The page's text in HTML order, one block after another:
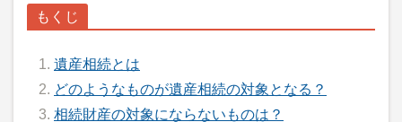
遺産相続とは
どのようなものが遺産相続の対象となる？
相続財産の対象にならないものは？